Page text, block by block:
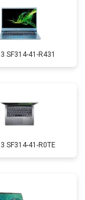
SF314-41-R431
SF314-41-R0TE